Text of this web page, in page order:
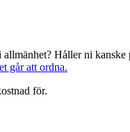
Håller ni
går att ordna.
för.